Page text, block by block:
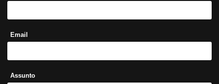
Email
Assunto